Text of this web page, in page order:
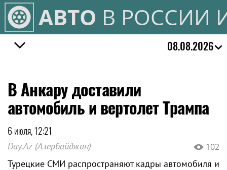
АВТО В РОССИИ
08.08.2026
В Анкару доставили
автомобиль и вертолет Трампа
6 июля, 12:21
Day.Az (Азербайджан) 102
Турецкие СМИ распространяют кадры автомобиля и